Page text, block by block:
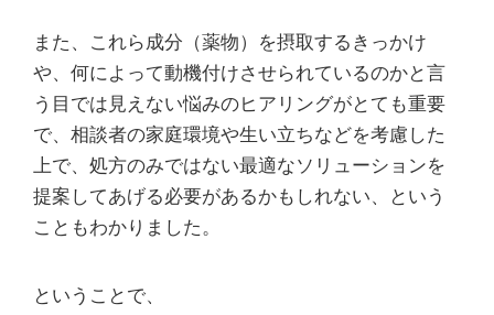
また、これら成分（薬物）を摂取するきっかけ
や、何によって動機付けさせられているのかと言
う目では見えない悩みのヒアリングがとても重要
で、相談者の家庭環境や生い立ちなどを考慮した
上で、処方のみではない最適なソリューションを
提案してあげる必要があるかもしれない、という
こともわかりました。
ということで、